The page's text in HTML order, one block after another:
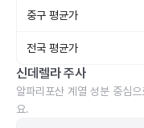
중구 평균가
전국 평균가
신데렐라 주사
알파리포산 계열 성분 중심
요.